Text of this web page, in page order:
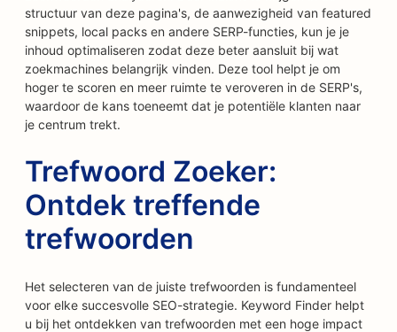
structuur van deze pagina's, de aanwezigheid van featured
snippets, local packs en andere SERP-functies, kun je je
inhoud optimaliseren zodat deze beter aansluit bij wat
zoekmachines belangrijk vinden. Deze tool helpt je om
hoger te scoren en meer ruimte te veroveren in de SERP's,
waardoor de kans toeneemt dat je potentiële klanten naar
je centrum trekt.
Trefwoord Zoeker:
Ontdek treffende
trefwoorden
Het selecteren van de juiste trefwoorden is fundamenteel
voor elke succesvolle SEO-strategie. Keyword Finder helpt
u bij het ontdekken van trefwoorden met een hoge impact